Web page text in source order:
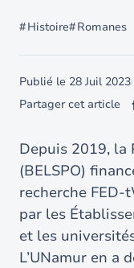
Histoire Romanes
Publié le 28 Juil 2023
Partager cet article
Depuis 2019,
(BELSPO)
recherche FED-
par les
et les
L’UNamur en a